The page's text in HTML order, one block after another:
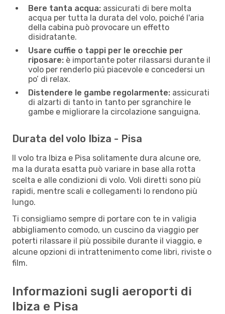
Bere tanta acqua: assicurati di bere molta
acqua per tutta la durata del volo, poiché l'aria
della cabina può provocare un effetto
disidratante.
Usare cuffie o tappi per le orecchie per
riposare: è importante poter rilassarsi durante il
volo per renderlo piú piacevole e concedersi un
po’ di relax.
Distendere le gambe regolarmente: assicurati
di alzarti di tanto in tanto per sgranchire le
gambe e migliorare la circolazione sanguigna.
Durata del volo Ibiza - Pisa
Il volo tra Ibiza e Pisa solitamente dura alcune ore,
ma la durata esatta può variare in base alla rotta
scelta e alle condizioni di volo. Voli diretti sono più
rapidi, mentre scali e collegamenti lo rendono più
lungo.
Ti consigliamo sempre di portare con te in valigia
abbigliamento comodo, un cuscino da viaggio per
poterti rilassare il più possibile durante il viaggio, e
alcune opzioni di intrattenimento come libri, riviste o
film.
Informazioni sugli aeroporti di
Ibiza e Pisa